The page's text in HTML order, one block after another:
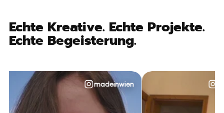
Echte Kreative. Echte Projekte.
Echte Begeisterung.
madeinwien